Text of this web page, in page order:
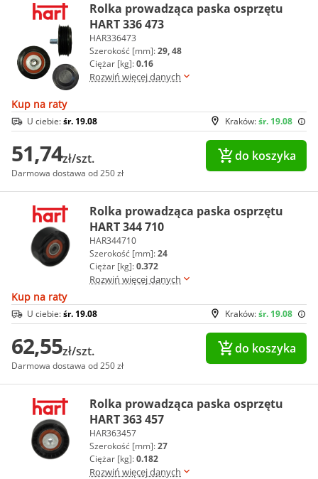
Rolka prowadząca paska osprzętu
HART 336 473
HAR336473
Szerokość [mm]:29, 48
Ciężar [kg]:0.16
Rozwiń więcej danych
Kup na raty
Kraków:śr. 19.08
U ciebie:śr. 19.08
51,74zł/szt.
Darmowa dostawa od 250 zł
do koszyka
Rolka prowadząca paska osprzętu
HART 344 710
HAR344710
Szerokość [mm]:24
Ciężar [kg]:0.372
Rozwiń więcej danych
Kup na raty
Kraków:śr. 19.08
U ciebie:śr. 19.08
62,55zł/szt.
Darmowa dostawa od 250 zł
do koszyka
Rolka prowadząca paska osprzętu
HART 363 457
HAR363457
Szerokość [mm]:27
Ciężar [kg]:0.182
Rozwiń więcej danych